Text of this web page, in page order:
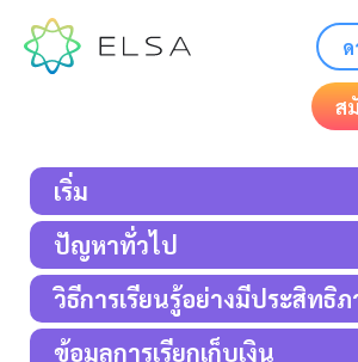
ส
เริ่ม
ปัญหาทั่วไป
วิธีการเรียนรู้อย่างมีประสิทธิ
ข้อมูลการเรียกเก็บเงิน